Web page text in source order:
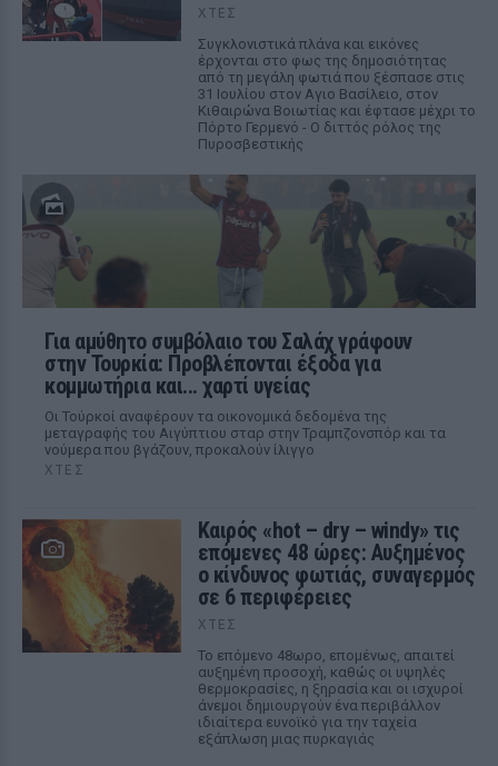
ΧΤΕΣ
Συγκλονιστικά πλάνα και εικόνες
έρχονται στο φως της δημοσιότητας
από τη μεγάλη φωτιά που ξέσπασε στις
31 Ιουλίου στον Αγιο Βασίλειο, στον
Κιθαιρώνα Βοιωτίας και έφτασε μέχρι το
Πόρτο Γερμενό - Ο διττός ρόλος της
Πυροσβεστικής
Για αμύθητο συμβόλαιο του Σαλάχ γράφουν
στην Τουρκία: Προβλέπονται έξοδα για
κομμωτήρια και... χαρτί υγείας
Οι Τούρκοί αναφέρουν τα οικονομικά δεδομένα της
μεταγραφής του Αιγύπτιου σταρ στην Τραμπζονσπόρ και τα
νούμερα που βγάζουν, προκαλούν ίλιγγο
ΧΤΕΣ
Καιρός «hot – dry – windy» τις
επόμενες 48 ώρες: Αυξημένος
ο κίνδυνος φωτιάς, συναγερμός
σε 6 περιφέρειες
ΧΤΕΣ
Το επόμενο 48ωρο, επομένως, απαιτεί
αυξημένη προσοχή, καθώς οι υψηλές
θερμοκρασίες, η ξηρασία και οι ισχυροί
άνεμοι δημιουργούν ένα περιβάλλον
ιδιαίτερα ευνοϊκό για την ταχεία
εξάπλωση μιας πυρκαγιάς